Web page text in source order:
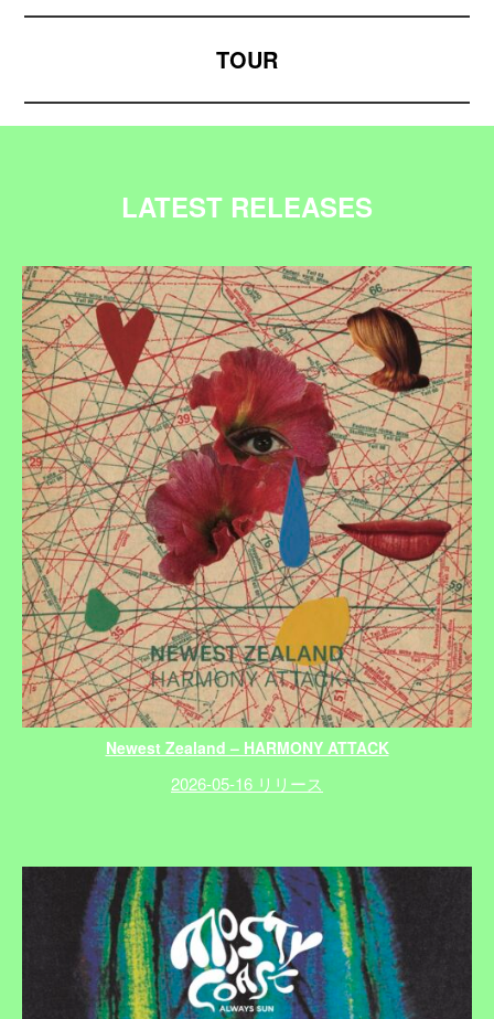
TOUR
LATEST RELEASES
Newest Zealand – HARMONY ATTACK
2026-05-16 リリース